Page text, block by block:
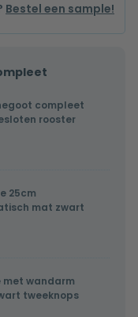
Bestel een sample!
compleet
rooster
25cm
mat zwart
met wandarm
tweeknops